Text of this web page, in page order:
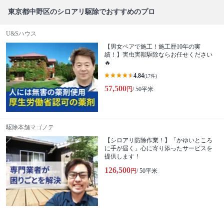
東京都中野区のシロアリ駆除でおすすめのプロ
U&Sハウス
【男女ペアで施工！施工歴10年の実
績！】害虫害獣駆除ならお任せください
🔥
4.84(17件)
57,500円/ 50平米
駆除本舗マゴノテ
【シロアリ防除作業！】「かゆいところ
に手が届く」心に寄り添ったサービスを
提供します！
126,500円/ 50平米